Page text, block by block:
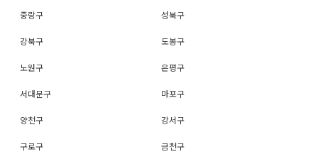
중랑구 성북구
강북구 도봉구
노원구 은평구
서대문구 마포구
양천구 강서구
구로구 금천구